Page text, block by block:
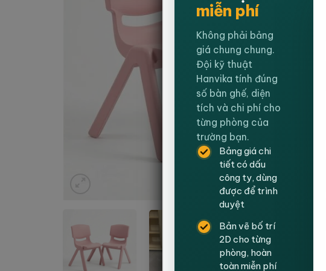
miễn phí
Không phải bảng
giá chung chung.
Đội kỹ thuật
Hanvika tính đúng
số bàn ghế, diện
tích và chi phí cho
từng phòng của
trường bạn.
Bảng giá chi
tiết có dấu
công ty, dùng
được để trình
duyệt
Bản vẽ bố trí
2D cho từng
phòng, hoàn
toàn miễn phí